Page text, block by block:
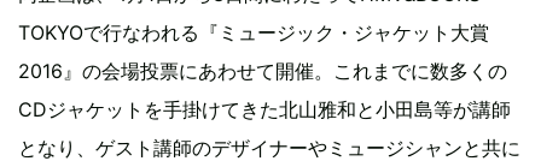
TOKYOで行なわれる『ミュージック・ジャケット大賞
2016』の会場投票にあわせて開催。これまでに数多くの
CDジャケットを手掛けてきた北山雅和と小田島等が講師
となり、ゲスト講師のデザイナーやミュージシャンと共に